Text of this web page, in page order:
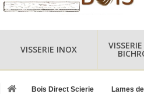
VISSERIE INOX
Bois Direct Scierie Lames